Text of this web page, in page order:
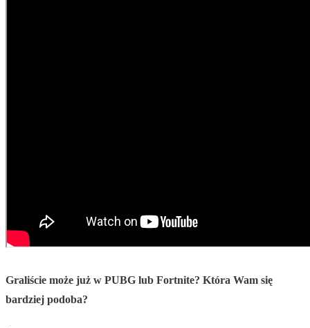
Graliście może już w PUBG lub Fortnite? Która Wam się
bardziej podoba?